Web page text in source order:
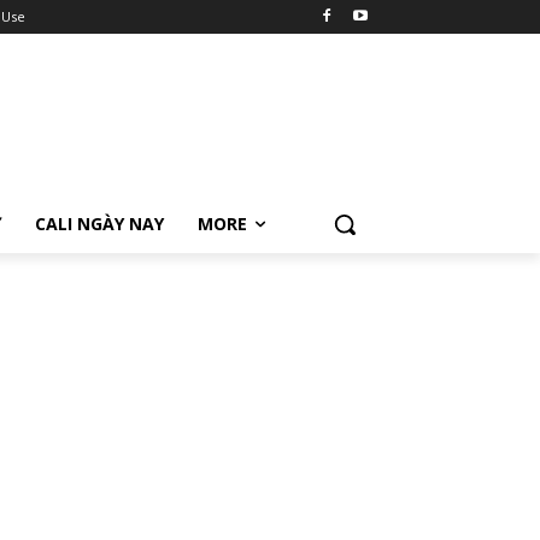
CALI NGÀY NAY MORE